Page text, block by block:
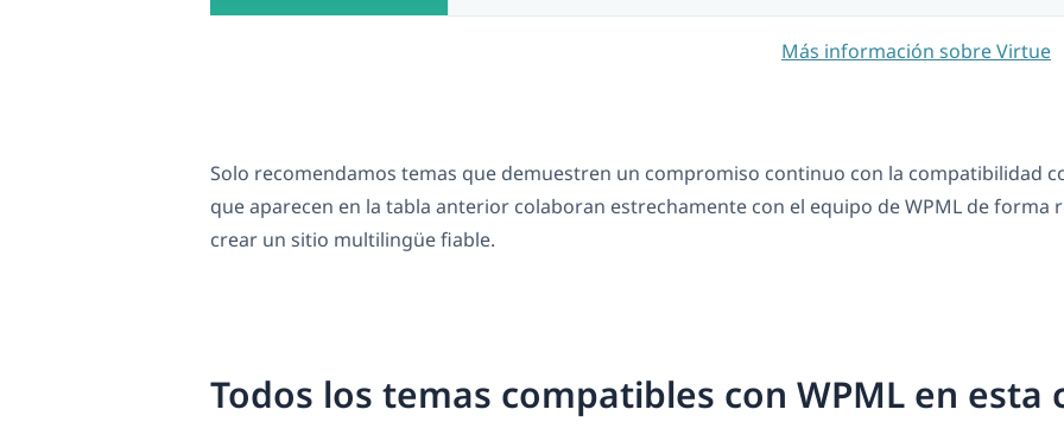
Más información sobre Virtue
Solo recomendamos temas que demuestren un compromiso continuo con la compatibilidad
que aparecen en la tabla anterior colaboran estrechamente con el equipo de WPML de
crear un sitio multilingüe fiable.
Todos los temas compatibles con WPML en esta